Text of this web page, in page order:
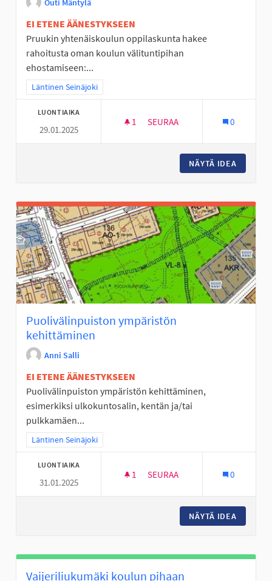
Outi Mäntylä
EI ETENE ÄÄNESTYKSEEN
Pruukin yhtenäiskoulun oppilaskunta hakee
rahoitusta oman koulun välituntipihan
ehostamiseen:...
Rajaa tulokset teeman mukaan: Läntinen Seinäjoki
Läntinen Seinäjoki
LUONTIAIKA
29.01.2025
1 1 SEURAAJA
SEURAA 0
NÄYTÄ IDEA
Puolivälinpuiston ympäristön
kehittäminen
Anni Salli
EI ETENE ÄÄNESTYKSEEN
Puolivälinpuiston ympäristön kehittäminen,
esimerkiksi ulkokuntosalin, kentän ja/tai
pulkkamäen...
Rajaa tulokset teeman mukaan: Läntinen Seinäjoki
Läntinen Seinäjoki
LUONTIAIKA
31.01.2025
1 1 SEURAAJA
SEURAA 0
NÄYTÄ IDEA
Vaijeriliukumäki koulun pihaan